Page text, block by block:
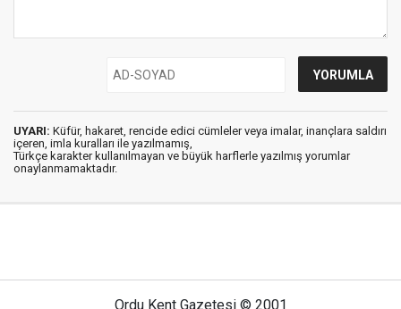
UYARI: Küfür, hakaret, rencide edici cümleler veya imalar, inançlara saldırı
içeren, imla kuralları ile yazılmamış,
Türkçe karakter kullanılmayan ve büyük harflerle yazılmış yorumlar
onaylanmamaktadır.
Ordu Kent Gazetesi © 2001